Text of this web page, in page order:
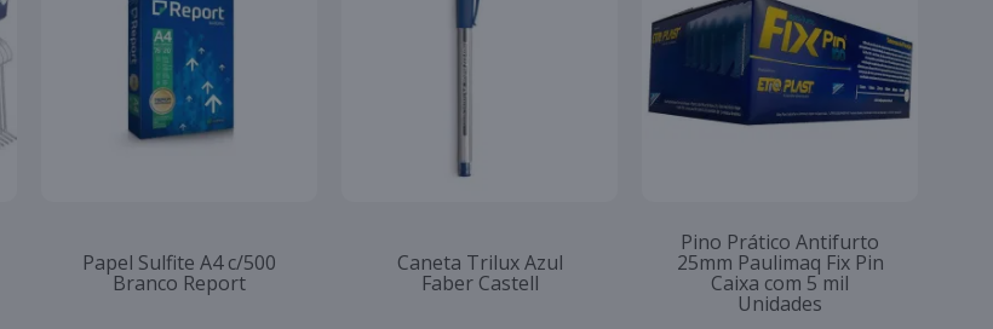
Papel Sulfite A4 c/500
Branco Report
Caneta Trilux Azul
Faber Castell
Pino Prático Antifurto
25mm Paulimaq Fix Pin
Caixa com 5 mil
Unidades